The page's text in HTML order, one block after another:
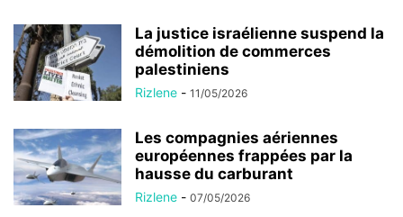
La justice israélienne suspend la
démolition de commerces
palestiniens
Rizlene - 11/05/2026
Les compagnies aériennes
européennes frappées par la
hausse du carburant
Rizlene - 07/05/2026